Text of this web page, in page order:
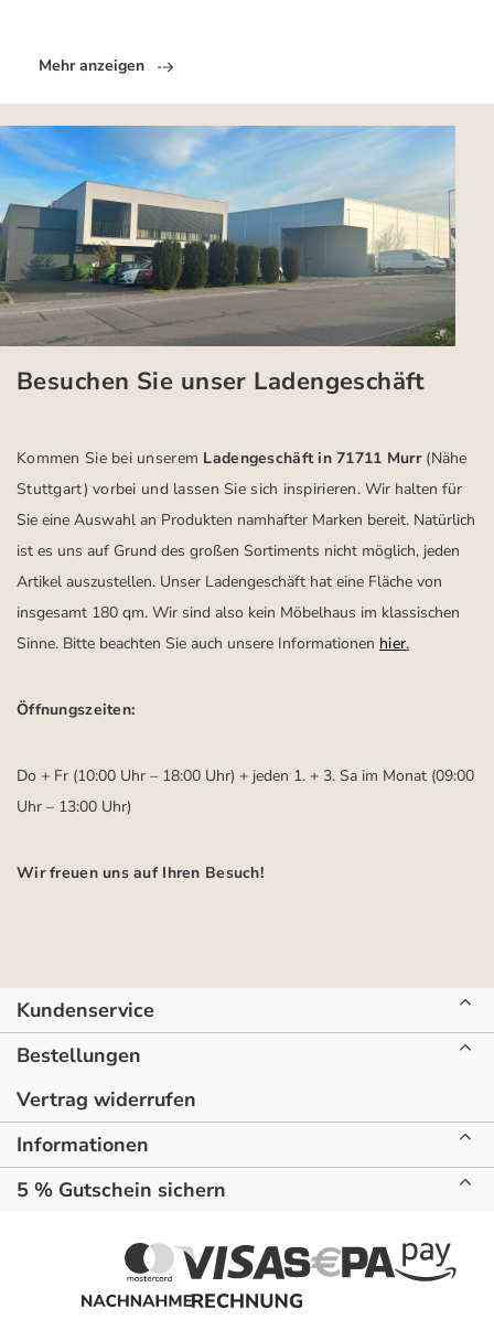
Mehr anzeigen
Besuchen Sie unser Ladengeschäft
Kommen Sie bei unserem Ladengeschäft in 71711 Murr (Nähe
Stuttgart) vorbei und lassen Sie sich inspirieren.Wir halten für
Sie eine Auswahl an Produkten namhafter Marken bereit. Natürlich
ist es uns auf Grund des großen Sortiments nicht möglich, jeden
Artikel auszustellen. Unser Ladengeschäft hat eine Fläche von
insgesamt 180 qm. Wir sind also kein Möbelhaus im klassischen
Sinne. Bitte beachten Sie auch unsere Informationen hier.
Öffnungszeiten:
Do + Fr (10:00 Uhr – 18:00 Uhr) + jeden 1. + 3. Sa im Monat (09:00
Uhr – 13:00 Uhr)
Wir freuen uns auf Ihren Besuch!
Kundenservice
Bestellungen
Vertrag widerrufen
Informationen
5 % Gutschein sichern